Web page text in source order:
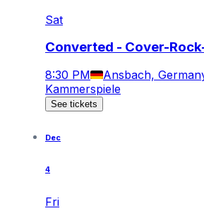
Sat
Converted - Cover-
8:30 PM Ansbach,
Kammerspiele
See tickets
Dec
4
Fri